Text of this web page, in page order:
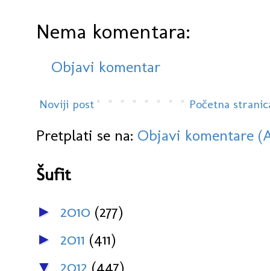
Nema komentara:
Objavi komentar
Noviji post Početna
Pretplati se na: Objavi komentare
Šufit
► 2010 (277)
► 2011 (411)
▼ 2012 (447)